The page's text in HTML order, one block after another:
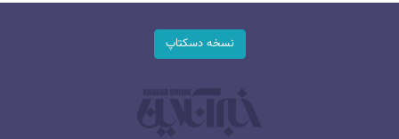
نسخه دسکتاپ